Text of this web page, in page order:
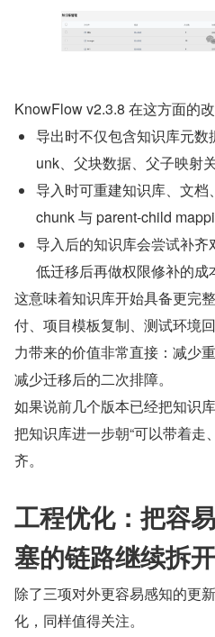
KnowFlow v2.3.8 在这方面的
导出时不仅包含知识库元
unk、父块数据、父子映射
导入时可重建知识库、文
chunk 与 parent-child
导入后的知识库会尝试补
低迁移后再做权限修补的成
这意味着知识库开始具备更完
付、项目模板复制、测试环境
力带来的价值非常直接：减少
减少迁移后的二次排障。
如果说前几个版本已经把知识
把知识库进一步朝“可以带着走
齐。
工程优化：把容
塞的链路继续拆开
除了三项对外更容易感知的更
化，同样值得关注。